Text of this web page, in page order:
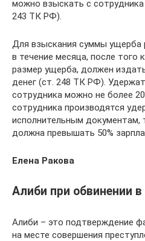
можно взыскать с сотрудника
243 ТК РФ).
Для взыскания суммы ущерба
в течение месяца, после того
размер ущерба, должен
денег (ст. 248 ТК РФ).
сотрудника можно не более
сотрудника производятся
исполнительным документам,
должна превышать 50%
Елена Ракова
Алиби при обвинении
Алиби – это подтверждение
на месте совершения